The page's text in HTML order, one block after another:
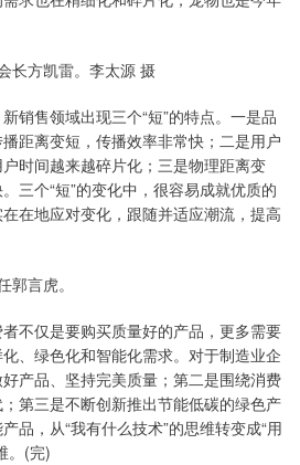
长方凯雷。李太源 摄
售领域出现三个“短”的特点。一是品
距离变短，传播效率非常快；二是用户
时间越来越碎片化；三是物理距离变
三个“短”的变化中，很容易成就优质的
在地应对变化，跟随并适应潮流，提高
言虎。
仅是要购买质量好的产品，更多需要
、绿色化和智能化需求。对于制造业企
产品、坚持完美质量；第二是围绕消费
第三是不断创新推出节能低碳的绿色产
品，从“我有什么技术”的思维转变成“用
。(完)